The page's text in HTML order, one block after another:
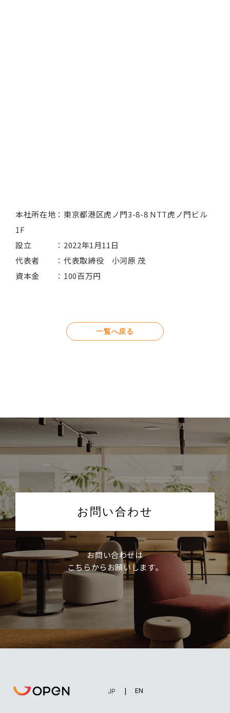
本社所在地：東京都港区虎ノ門3-8-8 NTT虎ノ門ビル
1F
設立 ：2022年1月11日
代表者 ：代表取締役 小河原 茂
資本金 ：100百万円
一覧へ戻る
お問い合わせ
お問い合わせは
こちらからお願いします。
EN
JP